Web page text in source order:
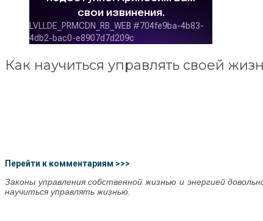
Как научиться управлять своей
Перейти к комментариям >>>
Законы управления собственной жизнью и энергией
научиться управлять жизнью.